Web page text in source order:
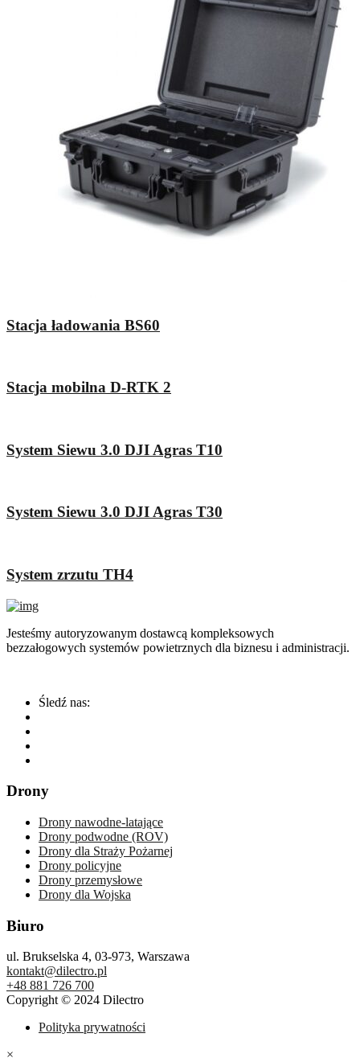
Stacja ładowania BS60
Stacja mobilna D-RTK 2
System Siewu 3.0 DJI Agras T10
System Siewu 3.0 DJI Agras T30
System zrzutu TH4
Jesteśmy autoryzowanym dostawcą kompleksowych
bezzałogowych systemów powietrznych dla biznesu i administracji.
Śledź nas:
Drony
Drony nawodne-latające
Drony podwodne (ROV)
Drony dla Straży Pożarnej
Drony policyjne
Drony przemysłowe
Drony dla Wojska
Biuro
ul. Brukselska 4, 03-973, Warszawa
kontakt@dilectro.pl
+48 881 726 700
Copyright © 2024 Dilectro
Polityka prywatności
×